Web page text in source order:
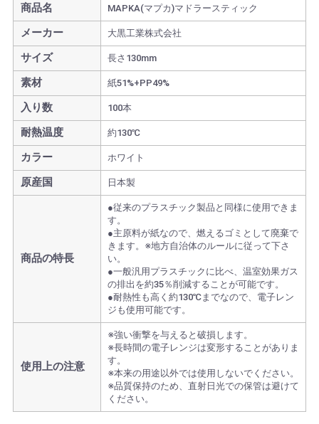
商品名 MAPKA(マプカ)マドラースティック
メーカー 大黒工業株式会社
サイズ 長さ130mm
素材 紙51%+PP49%
入り数 100本
耐熱温度 約130℃
カラー ホワイト
原産国 日本製
商品の特長
●従来のプラスチック製品と同様に使用できま
す。
●主原料が紙なので、燃えるゴミとして廃棄で
きます。※地方自治体のルールに従って下さ
い。
●一般汎用プラスチックに比べ、温室効果ガス
の排出を約35％削減することが可能です。
●耐熱性も高く約130℃までなので、電子レン
ジも使用可能です。
使用上の注意
※強い衝撃を与えると破損します。
※長時間の電子レンジは変形することがありま
す。
※本来の用途以外では使用しないでください。
※品質保持のため、直射日光での保管は避けて
ください。